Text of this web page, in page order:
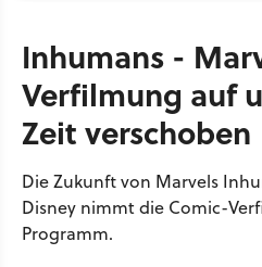
Inhumans -
Verfilmung auf
Zeit verschoben
Die Zukunft von Marvels
Disney nimmt die Comic-
Programm.